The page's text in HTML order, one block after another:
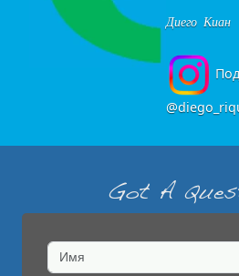
Диего Киан
Got A
Имя